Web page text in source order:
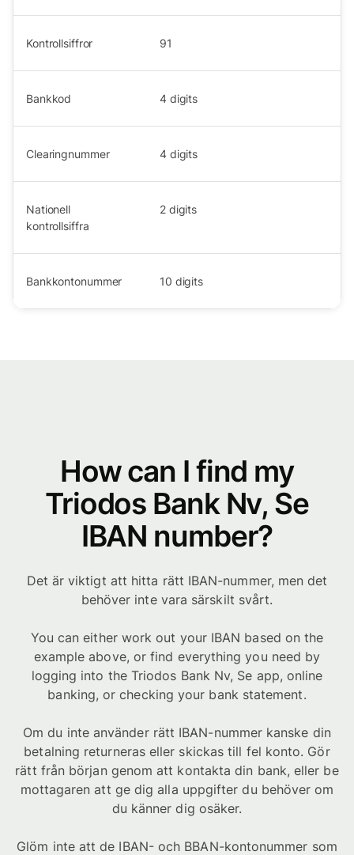
Kontrollsiffror 91
Bankkod 4 digits
Clearingnummer 4 digits
Nationell
kontrollsiffra
2 digits
Bankkontonummer 10 digits
How can I find my
Triodos Bank Nv, Se
IBAN number?
Det är viktigt att hitta rätt IBAN-nummer, men det
behöver inte vara särskilt svårt.
You can either work out your IBAN based on the
example above, or find everything you need by
logging into the Triodos Bank Nv, Se app, online
banking, or checking your bank statement.
Om du inte använder rätt IBAN-nummer kanske din
betalning returneras eller skickas till fel konto. Gör
rätt från början genom att kontakta din bank, eller be
mottagaren att ge dig alla uppgifter du behöver om
du känner dig osäker.
Glöm inte att de IBAN- och BBAN-kontonummer som